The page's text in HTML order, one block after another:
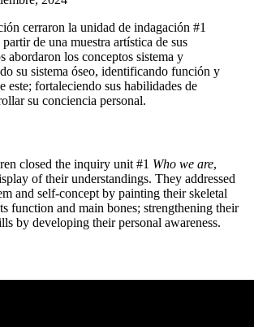
cerraron la unidad de indagación #1
de una muestra artística de sus
abordaron los conceptos sistema y
su sistema óseo, identificando función y
este; fortaleciendo sus habilidades de
su conciencia personal.
closed the inquiry unit #1 Who we are,
of their understandings. They addressed
and self-concept by painting their skeletal
function and main bones; strengthening their
by developing their personal awareness.